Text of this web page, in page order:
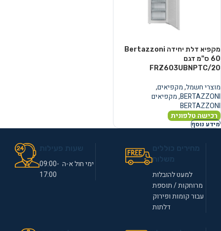
מקפיא דלת יחידה Bertazzoni
60 ס"מ דגם
FRZ603UBNPTC/20
מוצרי חשמל,מקפיאים,
BERTAZZONI
,מקפיאים
BERTAZZONI
רכישה טלפונית
מידע נוסף
למעט להובלות
מרוחקות / תוספת
עבור קומות ופירוק
דלתות
ימי חול א-ה 09:00-
17:00